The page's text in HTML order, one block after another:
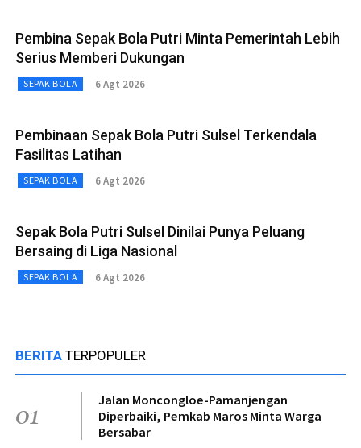
Pembina Sepak Bola Putri Minta Pemerintah Lebih
Serius Memberi Dukungan
SEPAK BOLA 6 Agt 2026
Pembinaan Sepak Bola Putri Sulsel Terkendala
Fasilitas Latihan
SEPAK BOLA 6 Agt 2026
Sepak Bola Putri Sulsel Dinilai Punya Peluang
Bersaing di Liga Nasional
SEPAK BOLA 6 Agt 2026
BERITA TERPOPULER
01
Jalan Moncongloe-Pamanjengan
Diperbaiki, Pemkab Maros Minta Warga
Bersabar